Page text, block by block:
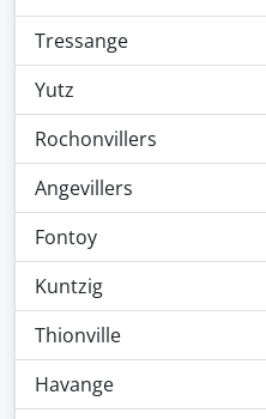
Tressange
Yutz
Rochonvillers
Angevillers
Fontoy
Kuntzig
Thionville
Havange